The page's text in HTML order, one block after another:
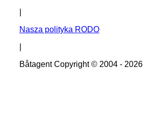
Nasza polityka RODO
Båtagent Copyright © 2004 - 2026